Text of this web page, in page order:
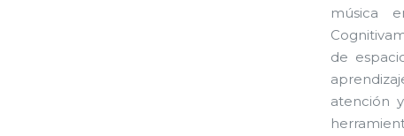
música
de
atención